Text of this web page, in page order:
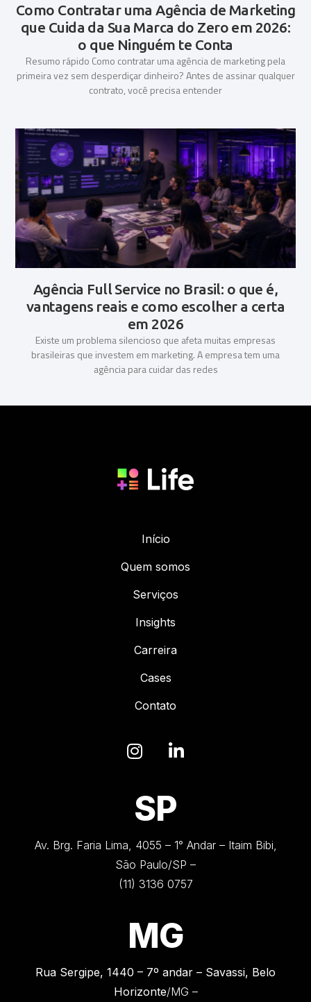
Como Contratar uma Agência de Marketing
que Cuida da Sua Marca do Zero em 2026:
o que Ninguém te Conta
Resumo rápido Como contratar uma agência de marketing pela
primeira vez sem desperdiçar dinheiro? Antes de assinar qualquer
contrato, você precisa entender
Agência Full Service no Brasil: o que é,
vantagens reais e como escolher a certa
em 2026
Existe um problema silencioso que afeta muitas empresas
brasileiras que investem em marketing. A empresa tem uma
agência para cuidar das redes
Início
Quem somos
Serviços
Insights
Carreira
Cases
Contato
SP
Av. Brg. Faria Lima, 4055 – 1° Andar – Itaim Bibi,
São Paulo/SP –
(11) 3136 0757
MG
Rua Sergipe, 1440 – 7º andar – Savassi, Belo
Horizonte/MG –